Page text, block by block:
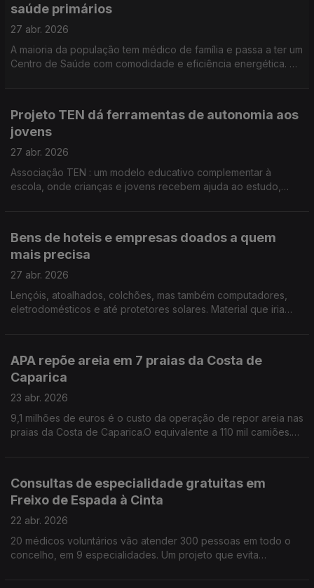
saúde primários
27 abr. 2026
A maioria da população tem médico de família e passa a ter um
Centro de Saúde com comodidade e eficiência energética. O
Projeto TEN dá ferramentas de autonomia aos
jovens
27 abr. 2026
Associação TEN : um modelo educativo complementar à
escola, onde crianças e jovens recebem ajuda ao estudo,
Bens de hoteis e empresas doados a quem
mais precisa
27 abr. 2026
Lençóis, atoalhados, colchões, mas também computadores,
eletrodomésticos e até protetores solares. Material que iria
APA repõe areia em 7 praias da Costa de
Caparica
23 abr. 2026
9,1 milhões de euros é o custo da operação de repor areia nas
praias da Costa de Caparica.O equivalente a 110 mil camiões.
Consultas de especialidade gratuitas em
Freixo de Espada à Cinta
22 abr. 2026
20 médicos voluntários vão atender 300 pessoas em todo o
concelho, em 9 especialidades. Um projeto que evita